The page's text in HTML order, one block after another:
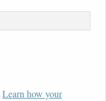
Learn how your